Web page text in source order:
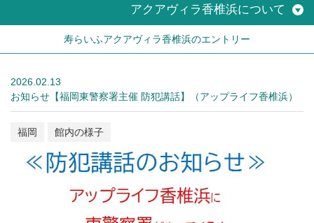
アクアヴィラ香椎浜について
寿らいふアクアヴィラ香椎浜のエントリー
2026.02.13
お知らせ【福岡東警察署主催 防犯講話】（アップライフ香椎浜）
福岡 館内の様子